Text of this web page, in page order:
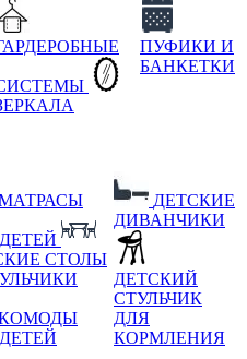
ПУФИКИ И
БАНКЕТКИ
СТОЛЫ
ДЕТСКИЕ
ДИВАНЧИКИ
ДЕТСКИЙ
СТУЛЬЧИК
ДЛЯ
КОРМЛЕНИЯ